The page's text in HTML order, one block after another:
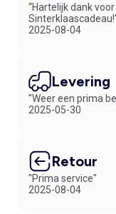
“Hartelijk dank
2025-08-04
Levering
"Weer een prima
2025-05-30
Retour
"Prima service"
2025-08-04